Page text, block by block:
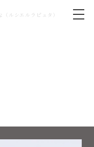
（ルシエルラピュタ）